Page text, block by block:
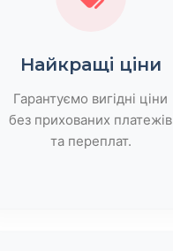
Найкращі ціни
Гарантуємо вигідні ціни
без прихованих платежів
та переплат.